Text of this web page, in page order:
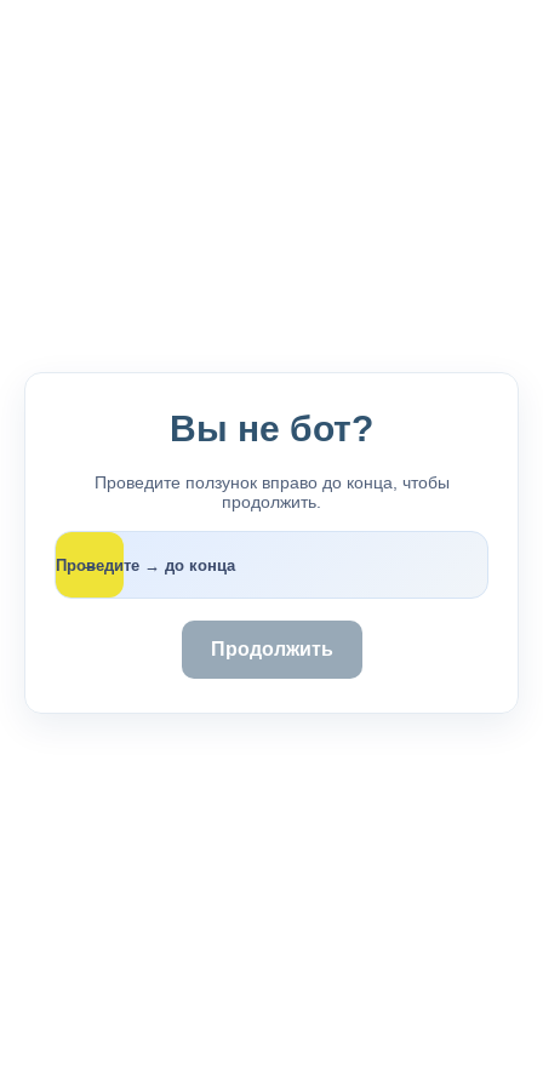
Вы не бот?
Проведите ползунок вправо до конца, чтобы
продолжить.
Проведите → до конца
→
Продолжить